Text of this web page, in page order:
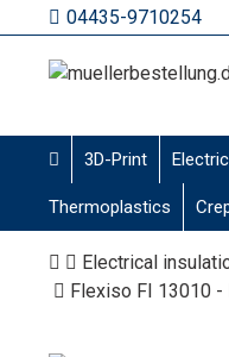
04435-9710254
3D-Print
Thermoplastics
Electrical
Flexiso FI 13010